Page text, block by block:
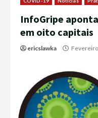
InfoGripe aponta
em oito capitais
ericslawka